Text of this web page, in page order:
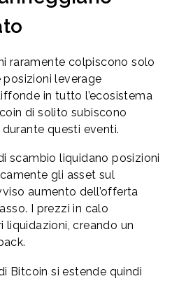
raramente colpiscono solo
leverage
in tutto l’ecosistema
di solito subiscono
questi eventi.
scambio liquidano posizioni
gli asset sul
aumento dell’offerta
I prezzi in calo
liquidazioni, creando un
Bitcoin si estende quindi